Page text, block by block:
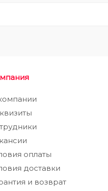
оплаты
доставки
и возврат